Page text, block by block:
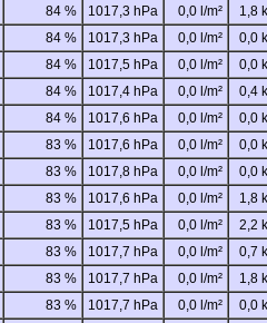
84 % 1017,3 hPa 0,0 l/m²
1,8
84 % 1017,3 hPa 0,0 l/m²
0,0
84 % 1017,5 hPa 0,0 l/m²
0,0
84 % 1017,4 hPa 0,0 l/m²
0,4
84 % 1017,6 hPa 0,0 l/m²
0,0
83 % 1017,6 hPa 0,0 l/m²
0,0
83 % 1017,8 hPa 0,0 l/m²
0,0
83 % 1017,6 hPa 0,0 l/m²
1,8
83 % 1017,5 hPa 0,0 l/m²
2,2
83 % 1017,7 hPa 0,0 l/m²
0,7
83 % 1017,7 hPa 0,0 l/m²
1,8
83 % 1017,7 hPa 0,0 l/m²
0,0